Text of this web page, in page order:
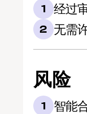
1 经过
2 无需
风险
1 智能